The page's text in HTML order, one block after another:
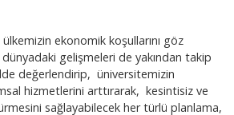
ülkemizin ekonomik koşullarını göz
gelişmeleri de yakından takip
değerlendirip, üniversitemizin
hizmetlerini arttırarak, kesintisiz ve
sağlayabilecek her türlü planlama,